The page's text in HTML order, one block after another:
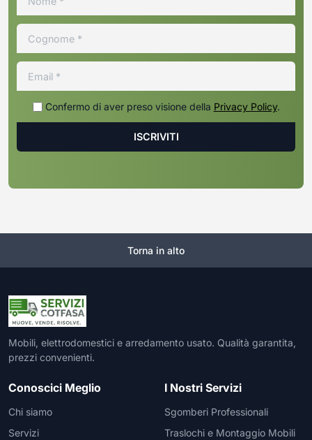
Confermo di aver preso visione della Privacy Policy.
Torna in alto
Mobili, elettrodomestici e arredamento usato. Qualità garantita,
prezzi convenienti.
Conoscici Meglio
Chi siamo
Servizi
I Nostri Servizi
Sgomberi Professionali
Traslochi e Montaggio Mobili